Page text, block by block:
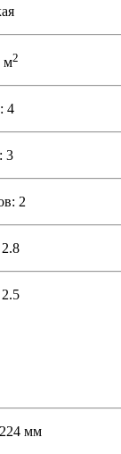
м2
4
3
2
2.8
2.5
мм